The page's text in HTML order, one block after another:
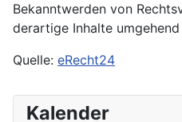
Kalender
Bekanntwerden von
derartige Inhalte
Quelle: eRecht24